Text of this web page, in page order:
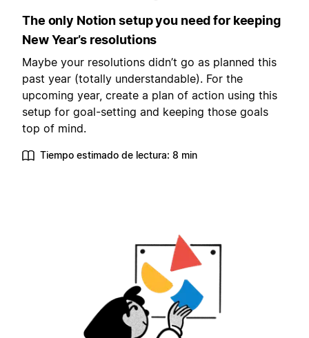
The only Notion setup you need for keeping
New Year’s resolutions
Maybe your resolutions didn’t go as planned this
past year (totally understandable). For the
upcoming year, create a plan of action using this
setup for goal-setting and keeping those goals
top of mind.
Tiempo estimado de lectura: 8 min